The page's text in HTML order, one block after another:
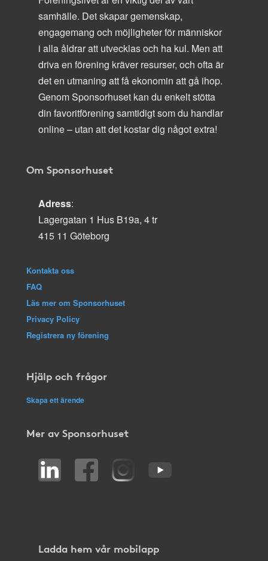
samhälle. Det skapar gemenskap,
engagemang och möjligheter för människor
i alla åldrar att utvecklas och ha kul. Men att
driva en förening kräver resurser, och ofta är
det en utmaning att få ekonomin att gå ihop.
Genom Sponsorhuset kan du enkelt stötta
din favoritförening samtidigt som du handlar
online – utan att det kostar dig något extra!
Om Sponsorhuset
Adress:
Lagergatan 1 Hus B19a, 4 tr
415 11 Göteborg
Kontakta oss
FAQ
Läs mer om Sponsorhuset
Privacy Policy
Registrera ny förening
Hjälp och frågor
Skapa ett ärende
Mer av Sponsorhuset
Ladda hem vår mobilapp